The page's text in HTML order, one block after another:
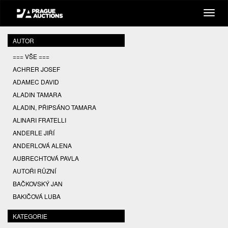
AUTOR
=== VŠE ===
ACHRER JOSEF
ADAMEC DAVID
ALADIN TAMARA
ALADIN, PŘIPSÁNO TAMARA
ALINARI FRATELLI
ANDERLE JIŘÍ
ANDERLOVÁ ALENA
AUBRECHTOVÁ PAVLA
AUTOŘI RŮZNÍ
BAČKOVSKÝ JAN
BAKIČOVÁ LUBA
BALCAR JIŘÍ
BALCAR KAREL
KATEGORIE